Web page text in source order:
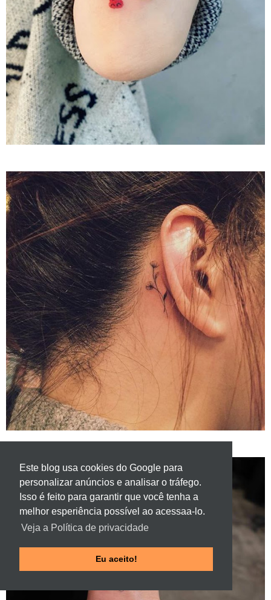
Este blog usa cookies do Google para
personalizar anúncios e analisar o tráfego.
Isso é feito para garantir que você tenha a
melhor esperiência possível ao acessaa-lo.
Veja a Política de privacidade
Eu aceito!